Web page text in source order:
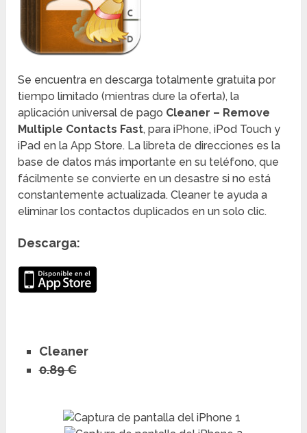
Se encuentra en descarga totalmente gratuita por
tiempo limitado (mientras dure la oferta), la
aplicación universal de pago Cleaner – Remove
Multiple Contacts Fast, para iPhone, iPod Touch y
iPad en la App Store. La libreta de direcciones es la
base de datos más importante en su teléfono, que
fácilmente se convierte en un desastre si no está
constantemente actualizada. Cleaner te ayuda a
eliminar los contactos duplicados en un solo clic.
Descarga:
Cleaner
0.89 €